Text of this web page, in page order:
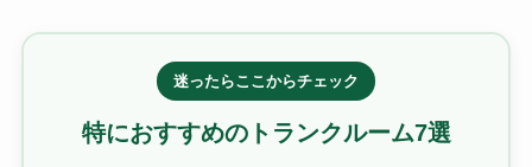
迷ったらここからチェック
特におすすめのトランクルーム7選